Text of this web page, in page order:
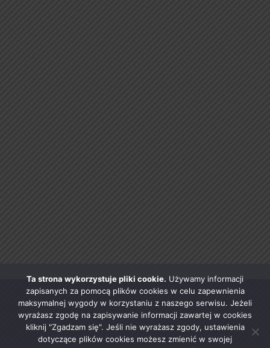
Ta strona wykorzystuje pliki cookie. Używamy informacji
zapisanych za pomocą plików cookies w celu zapewnienia
maksymalnej wygody w korzystaniu z naszego serwisu. Jeżeli
wyrażasz zgodę na zapisywanie informacji zawartej w cookies
kliknij "Zgadzam się". Jeśli nie wyrażasz zgody, ustawienia
dotyczące plików cookies możesz zmienić w swojej